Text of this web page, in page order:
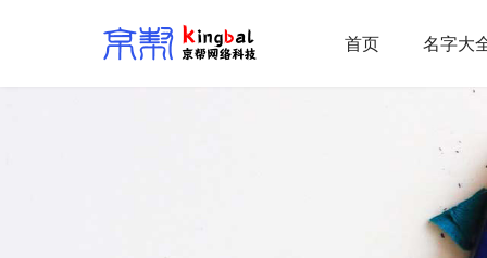
首页 名字大